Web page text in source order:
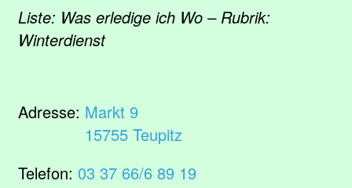
Liste: Was erledige ich Wo – Rubrik:
Winterdienst
Adresse: Markt 9
15755 Teupitz
Telefon: 03 37 66/6 89 19